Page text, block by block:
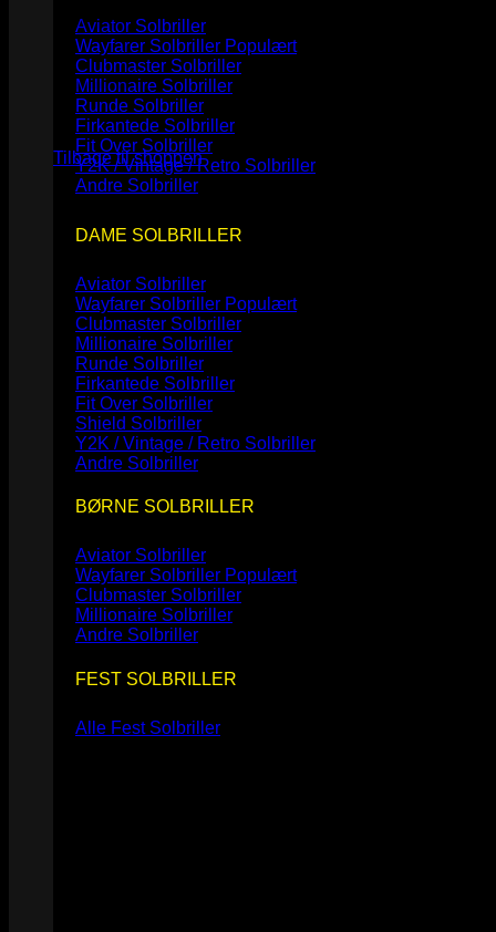
Ingen varer i kurven.
Tilbage til shoppen
Aviator Solbriller
Wayfarer Solbriller
Clubmaster Solbriller
Millionaire Solbriller
Runde Solbriller
Firkantede Solbriller
Fit Over Solbriller
Y2K / Vintage / Retro Solbriller
Andre Solbriller
DAME SOLBRILLER
Aviator Solbriller
Wayfarer Solbriller
Clubmaster Solbriller
Millionaire Solbriller
Runde Solbriller
Firkantede Solbriller
Fit Over Solbriller
Shield Solbriller
Y2K / Vintage / Retro Solbriller
Andre Solbriller
BØRNE SOLBRILLER
Aviator Solbriller
Wayfarer Solbriller
Clubmaster Solbriller
Millionaire Solbriller
Andre Solbriller
FEST SOLBRILLER
Alle Fest Solbriller